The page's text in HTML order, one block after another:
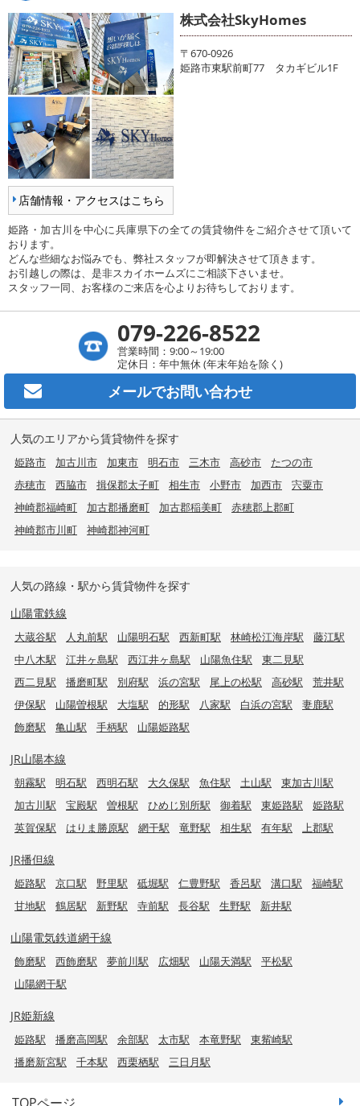
店舗情報・アクセスはこちら
株式会社SkyHomes
〒670-0926
姫路市東駅前町77 タカギビル1F
姫路・加古川を中心に兵庫県下の全ての賃貸物件をご紹介させて頂いて
おります。
どんな些細なお悩みでも、弊社スタッフが即解決させて頂きます。
お引越しの際は、是非スカイホームズにご相談下さいませ。
スタッフ一同、お客様のご来店を心よりお待ちしております。
079-226-8522
営業時間：9:00～19:00
定休日：年中無休 (年末年始を除く)
メールでお問い合わせ
人気のエリアから賃貸物件を探す
姫路市 加古川市 加東市 明石市 三木市 高砂市
たつの市
赤穂市
西脇市 揖保郡太子町 相生市 小野市 加西市
宍粟市
神崎郡福崎町
加古郡播磨町 加古郡稲美町
赤穂郡上郡町
神崎郡市川町
神崎郡神河町
人気の路線・駅から賃貸物件を探す
山陽電鉄線
大蔵谷駅 人丸前駅 山陽明石駅 西新町駅 林崎松江海岸駅
藤江駅
中八木駅
江井ヶ島駅 西江井ヶ島駅 山陽魚住駅
東二見駅
西二見駅
播磨町駅 別府駅 浜の宮駅 尾上の松駅 高砂駅
荒井駅
伊保駅
山陽曽根駅 大塩駅 的形駅 八家駅 白浜の宮駅
妻鹿駅
飾磨駅
亀山駅 手柄駅 山陽姫路駅
JR山陽本線
朝霧駅 明石駅 西明石駅 大久保駅 魚住駅 土山駅
東加古川駅
加古川駅
宝殿駅 曽根駅 ひめじ別所駅 御着駅 東姫路駅
姫路駅
英賀保駅
はりま勝原駅 網干駅 竜野駅 相生駅 有年駅 上郡駅
JR播但線
姫路駅 京口駅 野里駅 砥堀駅 仁豊野駅 香呂駅 溝口駅
福崎駅
甘地駅
鶴居駅 新野駅 寺前駅 長谷駅 生野駅 新井駅
山陽電気鉄道網干線
飾磨駅 西飾磨駅 夢前川駅 広畑駅 山陽天満駅
平松駅
山陽網干駅
JR姫新線
姫路駅 播磨高岡駅 余部駅 太市駅 本竜野駅
東觜崎駅
播磨新宮駅
千本駅 西栗栖駅 三日月駅